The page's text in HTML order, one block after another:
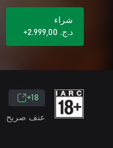
شراء
د.ج.‏ 2.999,00+
18+
عنف صريح